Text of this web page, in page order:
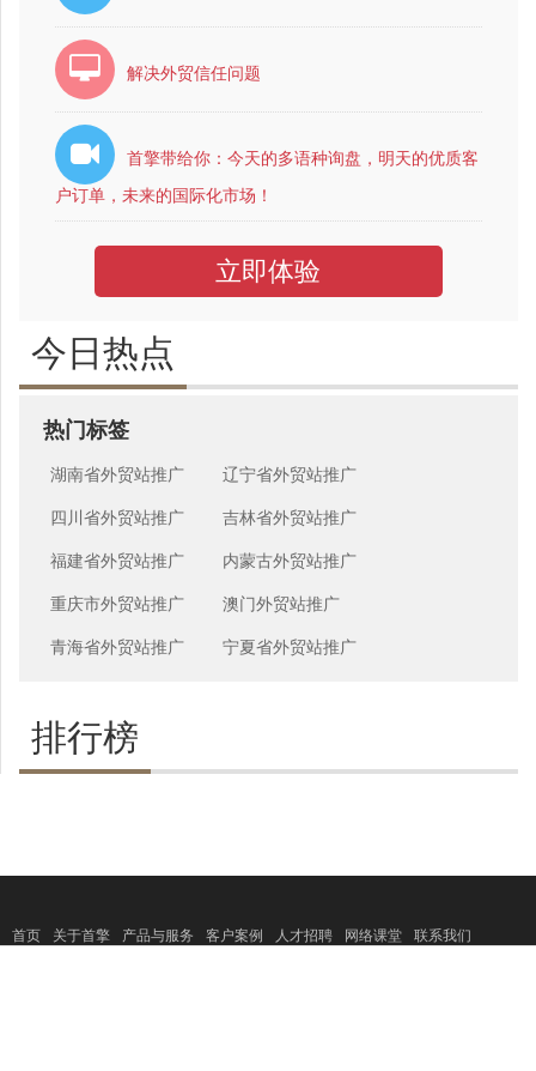
解决外贸信任问题
首擎带给你：今天的多语种询盘，明天的优质客
户订单，未来的国际化市场！
立即体验
今日热点
热门标签
湖南省外贸站推广 辽宁省外贸站推广
四川省外贸站推广 吉林省外贸站推广
福建省外贸站推广 内蒙古外贸站推广
重庆市外贸站推广 澳门外贸站推广
青海省外贸站推广 宁夏省外贸站推广
排行榜
首页 关于首擎 产品与服务 客户案例 人才招聘 网络课堂 联系我们